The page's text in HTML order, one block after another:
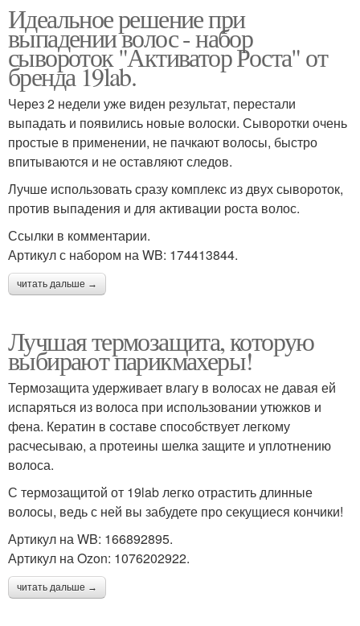
Идеальное решение при
выпадении волос - набор
сывороток "Активатор Роста" от
бренда 19lab.
Через 2 недели уже виден результат, перестали
выпадать и появились новые волоски. Сыворотки очень
простые в применении, не пачкают волосы, быстро
впитываются и не оставляют следов.
Лучше использовать сразу комплекс из двух сывороток,
против выпадения и для активации роста волос.
Ссылки в комментарии.
Артикул с набором на WB: 174413844.
читать дальше →
Лучшая термозащита, которую
выбирают парикмахеры!
Термозащита удерживает влагу в волосах не давая ей
испаряться из волоса при использовании утюжков и
фена. Кератин в составе способствует легкому
расчесываю, а протеины шелка защите и уплотнению
волоса.
С термозащитой от 19lab легко отрастить длинные
волосы, ведь с ней вы забудете про секущиеся кончики!
Артикул на WB: 166892895.
Артикул на Ozon: 1076202922.
читать дальше →